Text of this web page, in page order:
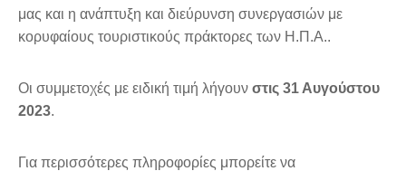
μας και η ανάπτυξη και διεύρυνση συνεργασιών με
κορυφαίους τουριστικούς πράκτορες των Η.Π.Α..
Οι συμμετοχές με ειδική τιμή λήγουν στις 31 Αυγούστου
2023.
Για περισσότερες πληροφορίες μπορείτε να